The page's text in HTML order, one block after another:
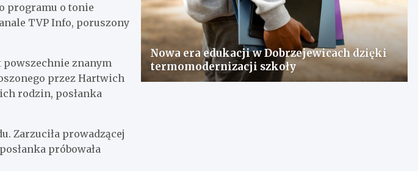
programu o tonie
TVP Info, poruszony
powszechnie znanym
przez Hartwich
rodzin, posłanka
Zarzuciła prowadzącej
próbowała
Nowa era edukacji w Dobrzejewicach dzięki
termomodernizacji szkoły